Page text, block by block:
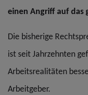
einen Angriff auf das
Die bisherige
ist seit Jahrzehnten
Arbeitsrealitäten
Arbeitgeber.